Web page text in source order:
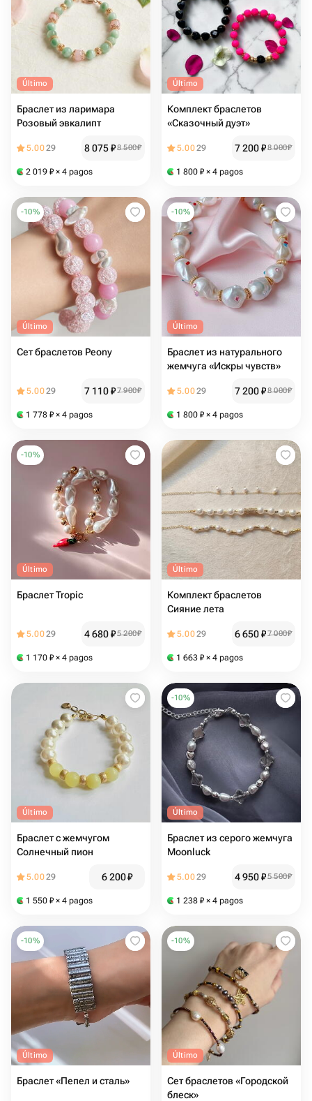
Último
Браслет из ларимара
Розовый эвкалипт
5.0029 8 075₽8 500₽
2 019 ₽ × 4 pagos
Último
Комплект браслетов
«Сказочный дуэт»
5.0029 7 200₽8 000₽
1 800 ₽ × 4 pagos
-10%
Último
Сет браслетов Peony
5.0029 7 110₽7 900₽
1 778 ₽ × 4 pagos
-10%
Último
Браслет из натурального
жемчуга «Искры чувств»
5.0029 7 200₽8 000₽
1 800 ₽ × 4 pagos
-10%
Último
Браслет Tropic
5.0029 4 680₽5 200₽
1 170 ₽ × 4 pagos
Último
Комплект браслетов
Сияние лета
5.0029 6 650₽7 000₽
1 663 ₽ × 4 pagos
Último
Браслет с жемчугом
Солнечный пион
5.0029 6 200₽
1 550 ₽ × 4 pagos
-10%
Último
Браслет из серого жемчуга
Moonluck
5.0029 4 950₽5 500₽
1 238 ₽ × 4 pagos
-10%
Último
Браслет «Пепел и сталь»
-10%
Último
Сет браслетов «Городской
блеск»